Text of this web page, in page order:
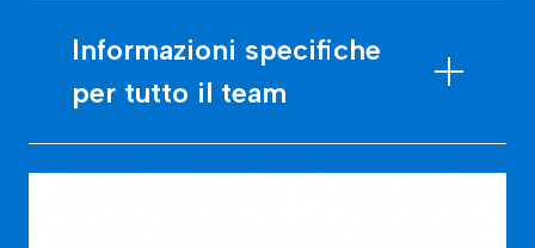
Informazioni specifiche
per tutto il team